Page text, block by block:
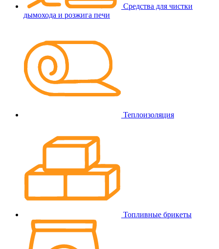
Средства для чистки
дымохода и розжига печи
Теплоизоляция
Топливные брикеты